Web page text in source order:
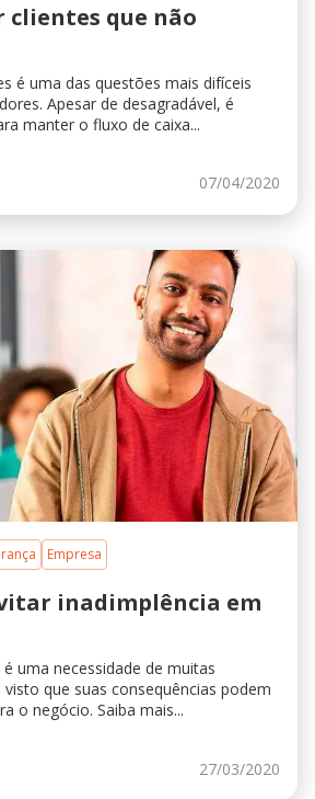
clientes que não
é uma das questões mais difíceis
Apesar de desagradável, é
manter o fluxo de caixa...
07/04/2020
Empresa
inadimplência em
uma necessidade de muitas
que suas consequências podem
o negócio. Saiba mais...
27/03/2020